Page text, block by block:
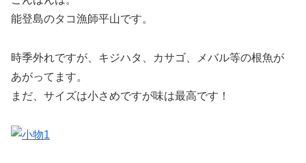
能登島のタコ漁師平山です。
時季外れですが、キジハタ、カサゴ、メバル等の根魚が
あがってます。
まだ、サイズは小さめですが味は最高です！